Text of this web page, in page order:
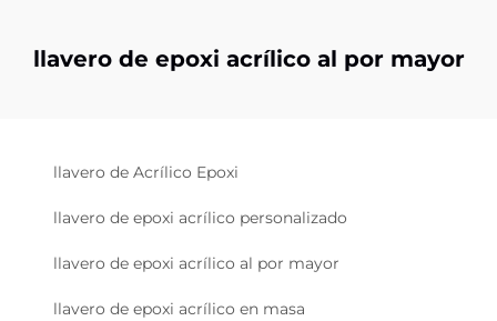
llavero de epoxi acrílico al por mayor
llavero de Acrílico Epoxi
llavero de epoxi acrílico personalizado
llavero de epoxi acrílico al por mayor
llavero de epoxi acrílico en masa